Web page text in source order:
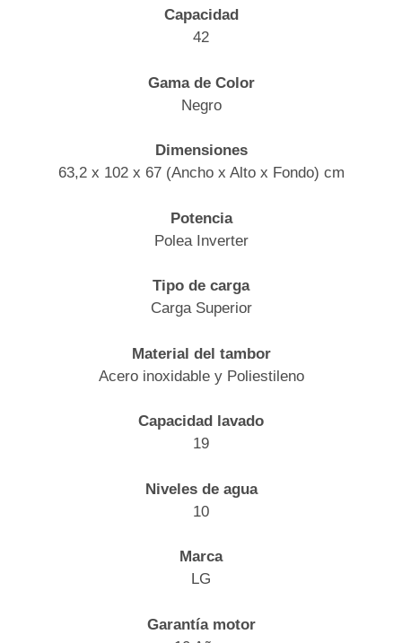
Capacidad
42
Gama de Color
Negro
Dimensiones
63,2 x 102 x 67 (Ancho x Alto x Fondo) cm
Potencia
Polea Inverter
Tipo de carga
Carga Superior
Material del tambor
Acero inoxidable y Poliestileno
Capacidad lavado
19
Niveles de agua
10
Marca
LG
Garantía motor